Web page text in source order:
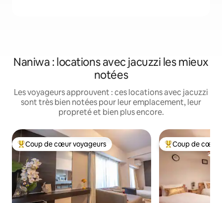
Naniwa : locations avec jacuzzi les mieux
notées
Les voyageurs approuvent : ces locations avec jacuzzi
sont très bien notées pour leur emplacement, leur
propreté et bien plus encore.
Coups de cœur voyageurs les plus appréciés
Coup de cœur voyageurs Coups de cœur
Coup de cœur